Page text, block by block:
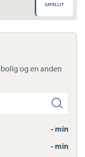
og en anden
- min
- min
SATELLIT